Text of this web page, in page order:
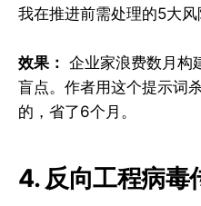
我在推进前需处理的5大
效果： 企业家浪费数月构
盲点。作者用这个提示词
的，省了6个月。
4. 反向工程病毒